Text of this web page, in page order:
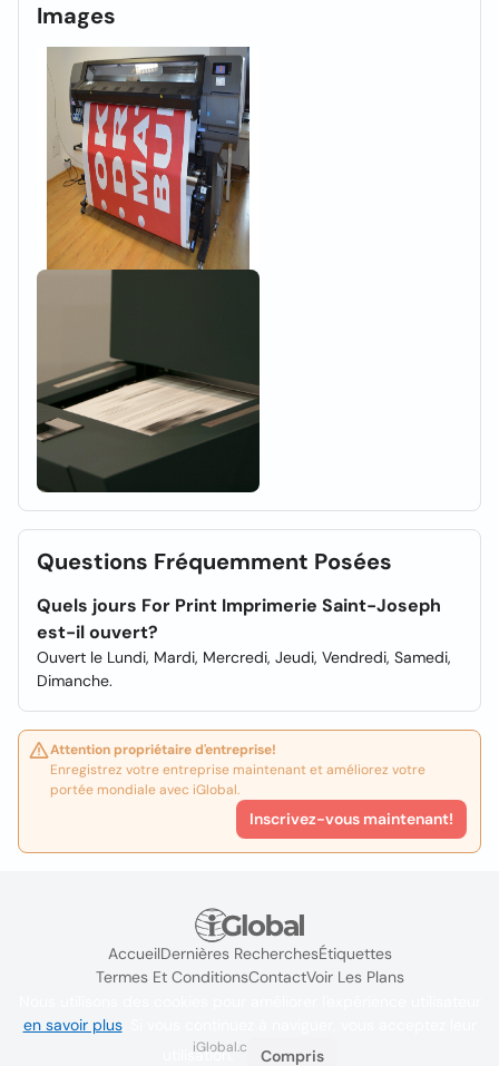
Images
Questions Fréquemment Posées
Quels jours For Print Imprimerie Saint-Joseph
est-il ouvert?
Ouvert le Lundi, Mardi, Mercredi, Jeudi, Vendredi, Samedi,
Dimanche.
Attention propriétaire d'entreprise!
Enregistrez votre entreprise maintenant et améliorez votre
portée mondiale avec iGlobal.
Inscrivez-vous maintenant!
AccueilDernières RecherchesÉtiquettes
Termes Et ConditionsContactVoir Les Plans
iGlobal.co @ 2024
en savoir plus. Si vous continuez à naviguer, vous acceptez leur
utilisation.
Compris